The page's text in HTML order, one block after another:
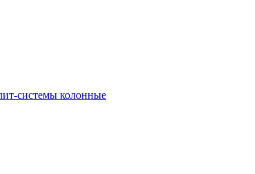
системы колонные